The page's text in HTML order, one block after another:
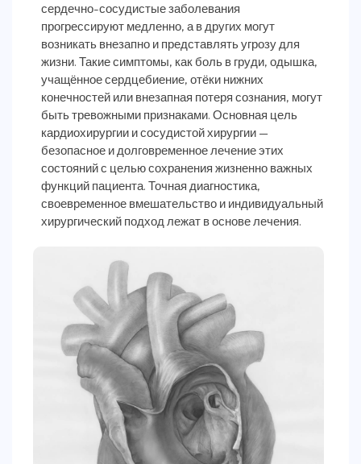
сердечно-сосудистые заболевания
прогрессируют медленно, а в других могут
возникать внезапно и представлять угрозу для
жизни. Такие симптомы, как боль в груди, одышка,
учащённое сердцебиение, отёки нижних
конечностей или внезапная потеря сознания, могут
быть тревожными признаками. Основная цель
кардиохирургии и сосудистой хирургии —
безопасное и долговременное лечение этих
состояний с целью сохранения жизненно важных
функций пациента. Точная диагностика,
своевременное вмешательство и индивидуальный
хирургический подход лежат в основе лечения.